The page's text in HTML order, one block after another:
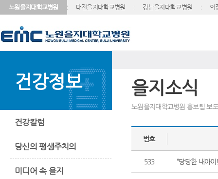
노원을지대학교병원 대전을지대학교병원 강남을지대학교병원 의
건강정보
건강칼럼
당신의 평생주치의
미디어 속 을지
을지소식
노원을지대학교병원 홍보팀 보
번호
533 “당당한 내아